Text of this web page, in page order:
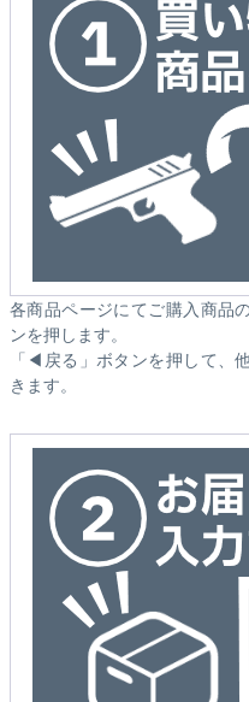
各商品ページにてご購入商品
ンを押します。
「◀戻る」ボタンを押して、
きます。